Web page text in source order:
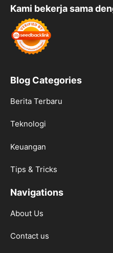
Kami bekerja sama
Blog Categories
Berita Terbaru
Teknologi
Keuangan
Tips & Tricks
Navigations
About Us
Contact us